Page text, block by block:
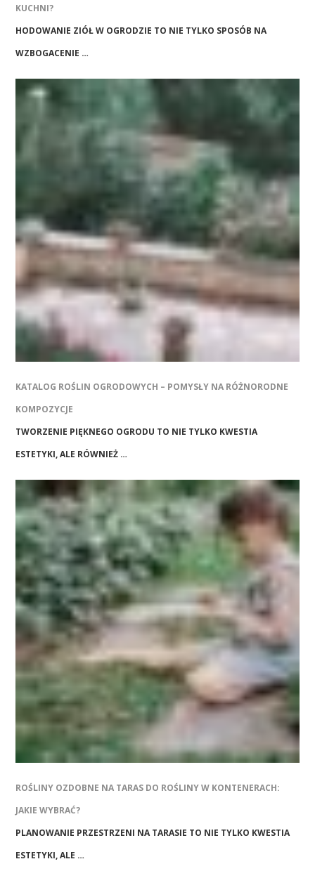
KUCHNI?
HODOWANIE ZIÓŁ W OGRODZIE TO NIE TYLKO SPOSÓB NA
WZBOGACENIE …
KATALOG ROŚLIN OGRODOWYCH – POMYSŁY NA RÓŻNORODNE
KOMPOZYCJE
TWORZENIE PIĘKNEGO OGRODU TO NIE TYLKO KWESTIA
ESTETYKI, ALE RÓWNIEŻ …
ROŚLINY OZDOBNE NA TARAS DO ROŚLINY W KONTENERACH:
JAKIE WYBRAĆ?
PLANOWANIE PRZESTRZENI NA TARASIE TO NIE TYLKO KWESTIA
ESTETYKI, ALE …